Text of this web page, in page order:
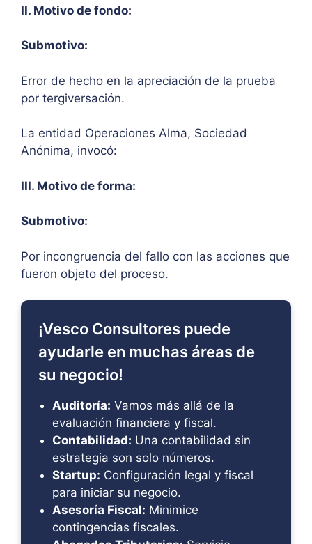
II. Motivo de fondo:
Submotivo:
Error de hecho en la apreciación de la prueba
por tergiversación.
La entidad Operaciones Alma, Sociedad
Anónima, invocó:
III. Motivo de forma:
Submotivo:
Por incongruencia del fallo con las acciones que
fueron objeto del proceso.
¡Vesco Consultores puede
ayudarle en muchas áreas de
su negocio!
Auditoría: Vamos más allá de la
evaluación financiera y fiscal.
Contabilidad: Una contabilidad sin
estrategia son solo números.
Startup: Configuración legal y fiscal
para iniciar su negocio.
Asesoría Fiscal: Minimice
contingencias fiscales.